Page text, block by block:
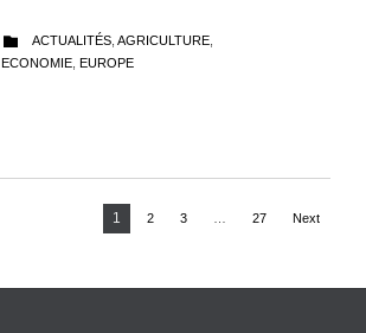
 CATEGORY
ACTUALITÉS AGRICULTURE
ECONOMIE EUROPE
1 2 3 27 Next